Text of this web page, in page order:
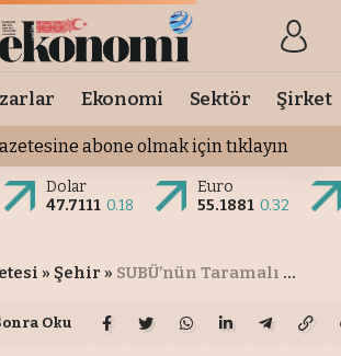
Ekonomi Sektör Şirket
abone olmak için tıklayın
Dolar
47.7111 0.18
Euro
55.1881 0.32
» Şehir » SUBÜ’nün Taramalı Elektron Mikroskobu hizmete açıldı
Oku